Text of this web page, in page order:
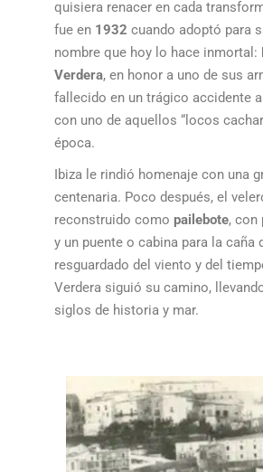
quisiera renacer en cada
fue en 1932 cuando adoptó para
nombre que hoy lo hace inmortal:
Verdera, en honor a uno de sus
fallecido en un trágico accidente
con uno de aquellos “locos
época.
Ibiza le rindió homenaje con una
centenaria. Poco después, el
reconstruido comopailebote, con
y un puente o cabina para la caña
resguardado del viento y del
Verdera siguió su camino,
siglos de historia y mar.